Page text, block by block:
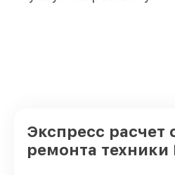
Экспресс расчет
ремонта техники